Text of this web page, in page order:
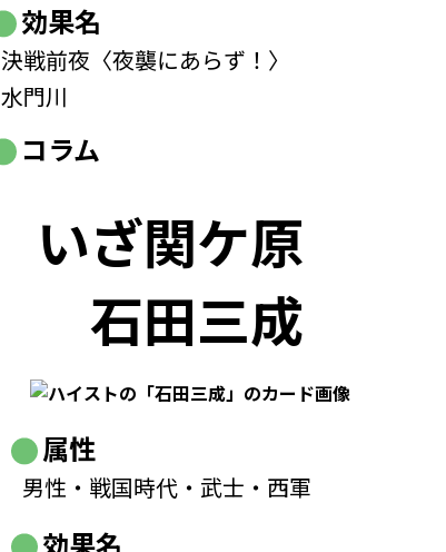
効果名
決戦前夜〈夜襲にあらず！〉
水門川
コラム
いざ関ケ原
石田三成
属性
男性・戦国時代・武士・西軍
効果名